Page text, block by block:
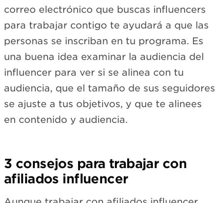
correo electrónico que buscas influencers
para trabajar contigo te ayudará a que las
personas se inscriban en tu programa. Es
una buena idea examinar la audiencia del
influencer para ver si se alinea con tu
audiencia, que el tamaño de sus seguidores
se ajuste a tus objetivos, y que te alinees
en contenido y audiencia.
3 consejos para trabajar con
afiliados influencer